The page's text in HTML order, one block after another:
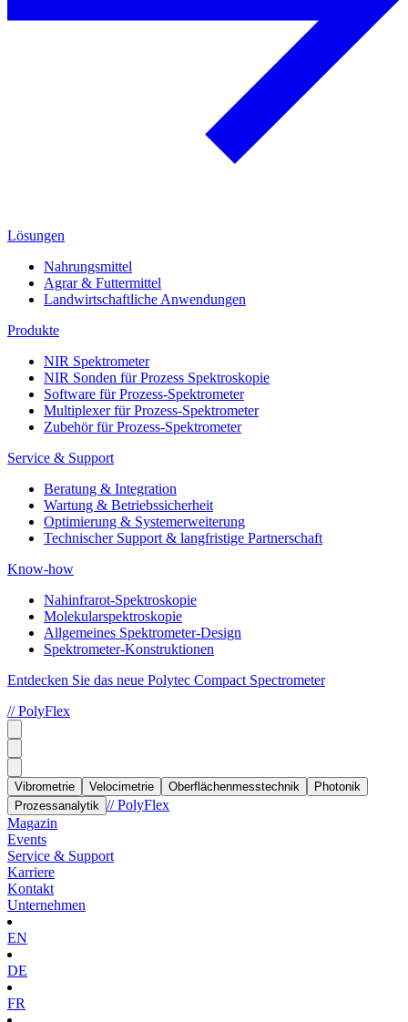
Lösungen
Nahrungsmittel
Agrar & Futtermittel
Landwirtschaftliche Anwendungen
Produkte
NIR Spektrometer
NIR Sonden für Prozess Spektroskopie
Software für Prozess-Spektrometer
Multiplexer für Prozess-Spektrometer
Zubehör für Prozess-Spektrometer
Service & Support
Beratung & Integration
Wartung & Betriebssicherheit
Optimierung & Systemerweiterung
Technischer Support & langfristige Partnerschaft
Know-how
Nahinfrarot-Spektroskopie
Molekularspektroskopie
Allgemeines Spektrometer-Design
Spektrometer-Konstruktionen
Entdecken Sie das neue Polytec Compact Spectrometer
// PolyFlex
Vibrometrie Velocimetrie Oberflächenmesstechnik
Photonik
Prozessanalytik // PolyFlex
Magazin
Events
Service & Support
Karriere
Kontakt
Unternehmen
EN
DE
FR